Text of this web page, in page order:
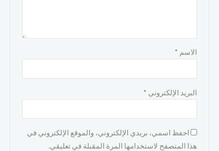
الاسم *
البريد الإلكتروني *
احفظ اسمي، بريدي الإلكتروني، والموقع الإلكتروني في
هذا المتصفح لاستخدامها المرة المقبلة في تعليقي.